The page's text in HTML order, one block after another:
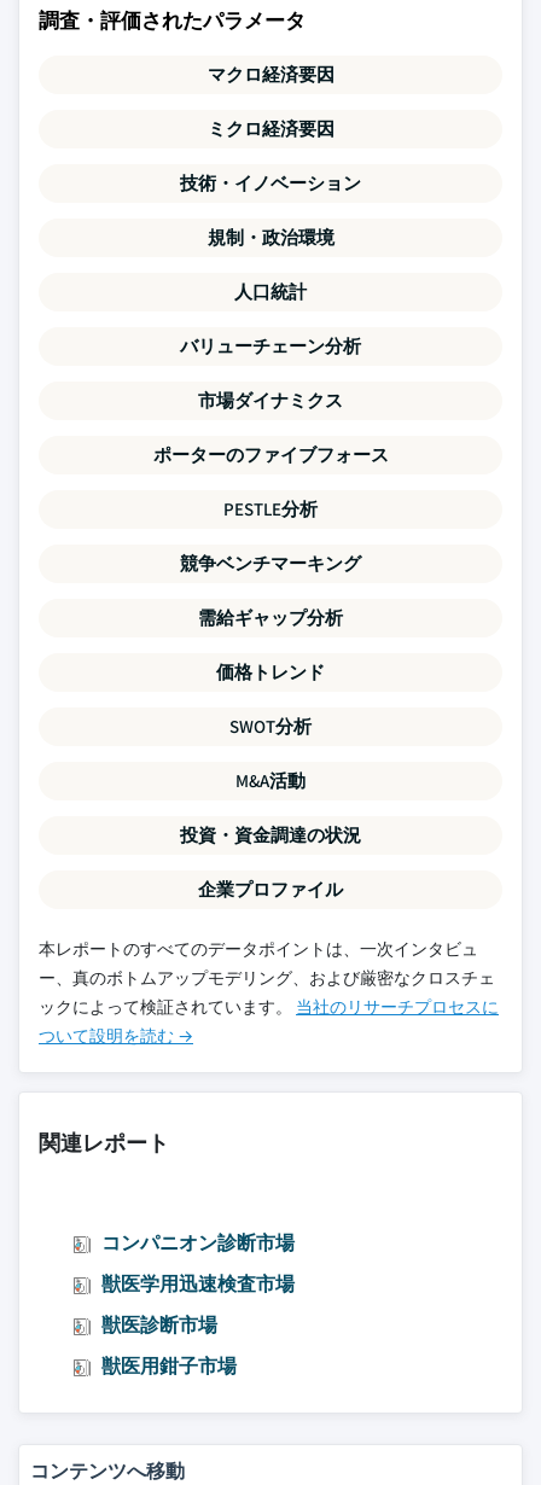
調査・評価されたパラメータ
マクロ経済要因
ミクロ経済要因
技術・イノベーション
規制・政治環境
人口統計
バリューチェーン分析
市場ダイナミクス
ポーターのファイブフォース
PESTLE分析
競争ベンチマーキング
需給ギャップ分析
価格トレンド
SWOT分析
M&A活動
投資・資金調達の状況
企業プロファイル
本レポートのすべてのデータポイントは、一次インタビュ
ー、真のボトムアップモデリング、および厳密なクロスチェ
ックによって検証されています。 当社のリサーチプロセスに
ついて設明を読む →
関連レポート
コンパニオン診断市場
獣医学用迅速検査市場
獣医診断市場
獣医用鉗子市場
コンテンツへ移動